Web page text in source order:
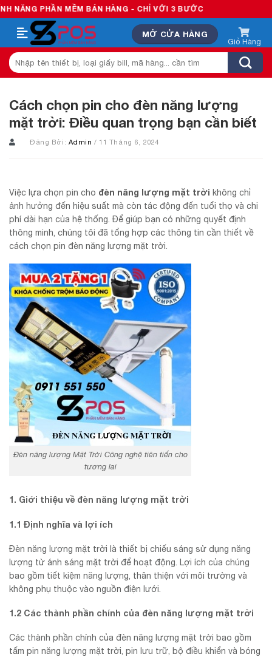
Skip
to
content
MỀM BÁN HÀNG - CHỈ VỚI 3 BƯỚC
MỞ CỬA HÀNG
Tìm
kiếm:
Cách chọn pin cho đèn năng lượng
mặt trời: Điều quan trọng bạn cần biết
Đăng Bởi: Admin/ 11 Tháng 6, 2024
Việc lựa chọn pin cho đèn năng lượng mặt trời không chỉ
ảnh hưởng đến hiệu suất mà còn tác động đến tuổi thọ và chi
phí dài hạn của hệ thống. Để giúp bạn có những quyết định
thông minh, chúng tôi đã tổng hợp các thông tin cần thiết về
cách chọn pin đèn năng lượng mặt trời.
Đèn năng lượng Mặt Trời Công nghệ tiên tiến cho
tương lai
1. Giới thiệu về đèn năng lượng mặt trời
1.1 Định nghĩa và lợi ích
Đèn năng lượng mặt trời là thiết bị chiếu sáng sử dụng năng
lượng từ ánh sáng mặt trời để hoạt động. Lợi ích của chúng
bao gồm tiết kiệm năng lượng, thân thiện với môi trường và
không phụ thuộc vào nguồn điện lưới.
1.2 Các thành phần chính của đèn năng lượng mặt trời
Các thành phần chính của đèn năng lượng mặt trời bao gồm
tấm pin năng lượng mặt trời, pin lưu trữ, bộ điều khiển và bóng